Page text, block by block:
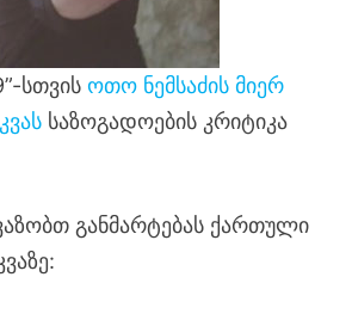
სთვისოთო ნემსაძის მიერ
საზოგადოების კრიტიკა
განმარტებას ქართული